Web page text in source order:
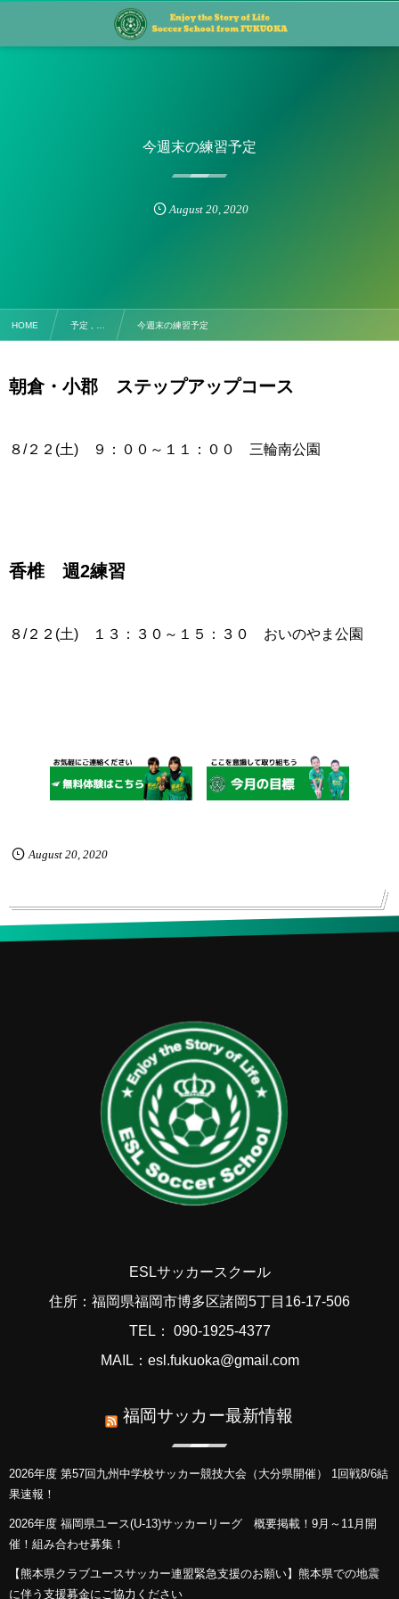
今週末の練習予定
August 20 ,2020
HOME 予定 , … 今週末の練習予定
朝倉・小郡 ステップアップコース
８/２２(土) ９：００～１１：００ 三輪南公園
香椎 週2練習
８/２２(土) １３：３０～１５：３０ おいのやま公園
August 20, 2020
ESLサッカースクール
住所：福岡県福岡市博多区諸岡5丁目16-17-506
TEL： 090-1925-4377
MAIL：esl.fukuoka@gmail.com
福岡サッカー最新情報
2026年度 第57回九州中学校サッカー競技大会（大分県開催） 1回戦8/6結
果速報！
2026年度 福岡県ユース(U-13)サッカーリーグ 概要掲載！9月～11月開
催！組み合わせ募集！
【熊本県クラブユースサッカー連盟緊急支援のお願い】熊本県での地震
に伴う支援募金にご協力ください